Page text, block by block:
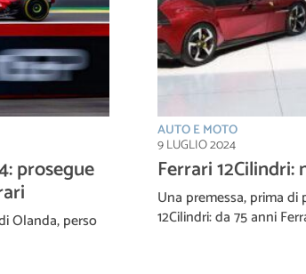
prosegue
Olanda, perso
AUTO E MOTO
9 LUGLIO 2024
Ferrari
Una premessa, prima
12Cilindri: da 75 anni